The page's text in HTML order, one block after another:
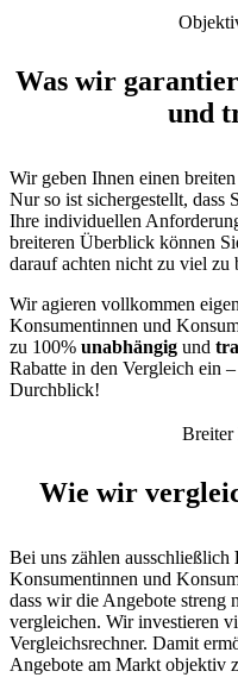
Was wir
und
Wir geben Ihnen einen
Nur so ist sichergestellt,
Ihre individuellen
breiteren Überblick können
darauf achten nicht zu viel zu
Wir agieren vollkommen
Konsumentinnen und
zu 100% unabhängig und
Rabatte in den Vergleich ein
Durchblick!
Breiter
Wie wir
Bei uns zählen ausschließlich
Konsumentinnen und
dass wir die Angebote streng
vergleichen. Wir investieren
Vergleichsrechner. Damit
Angebote am Markt objektiv